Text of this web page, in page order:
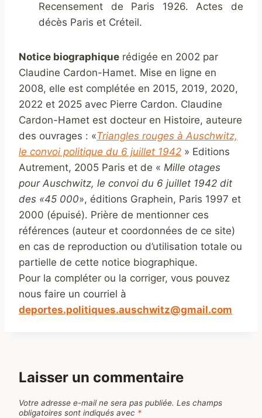
Recensement de Paris 1926. Actes de
décès Paris et Créteil.
Notice biographique rédigée en 2002 par
Claudine Cardon-Hamet. Mise en ligne en
2008, elle est complétée en 2015, 2019, 2020,
2022 et 2025 avec Pierre Cardon. Claudine
Cardon-Hamet est docteur en Histoire, auteure
des ouvrages : «Triangles rouges à Auschwitz,
le convoi politique du 6 juillet 1942 » Editions
Autrement, 2005 Paris et de « Mille otages
pour Auschwitz, le convoi du 6 juillet 1942 dit
des «45 000», éditions Graphein, Paris 1997 et
2000 (épuisé). Prière de mentionner ces
références (auteur et coordonnées de ce site)
en cas de reproduction ou d’utilisation totale ou
partielle de cette notice biographique.
Pour la compléter ou la corriger, vous pouvez
nous faire un courriel à
deportes.politiques.auschwitz@gmail.com
Laisser un commentaire
Votre adresse e-mail ne sera pas publiée. Les champs
obligatoires sont indiqués avec *